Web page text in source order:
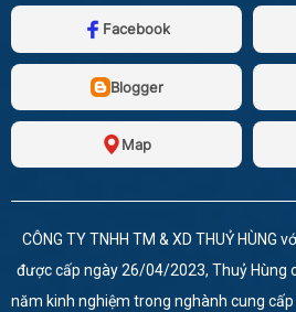
Facebook
Blogger
Map
CÔNG TY TNHH TM & XD THUỶ HÙNG
được cấp ngày 26/04/2023, Thuỷ Hùng
năm kinh nghiệm trong nghành cung